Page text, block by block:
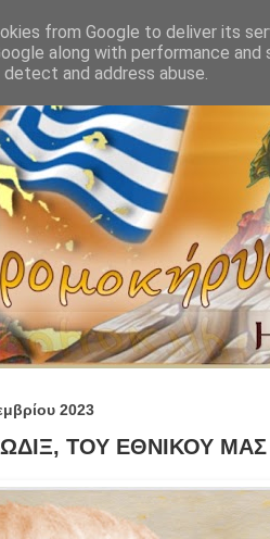
2023
ΤΟΥ ΕΘΝΙΚΟΥ
from Google to deliver its
along with performance
and address abuse.